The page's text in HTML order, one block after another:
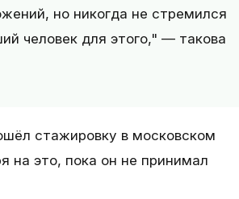
но никогда не стремился
человек для этого," — такова
стажировку в московском
на это, пока он не принимал